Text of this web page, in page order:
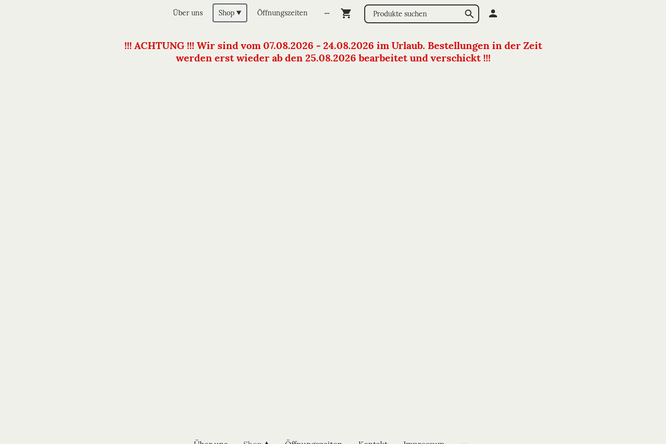
Über uns Shop Öffnungszeiten
!!! ACHTUNG !!! Wir sind vom 07.08.2026 - 24.08.2026 im Urlaub. Bestellungen in der Zeit
werden erst wieder ab den 25.08.2026 bearbeitet und verschickt !!!